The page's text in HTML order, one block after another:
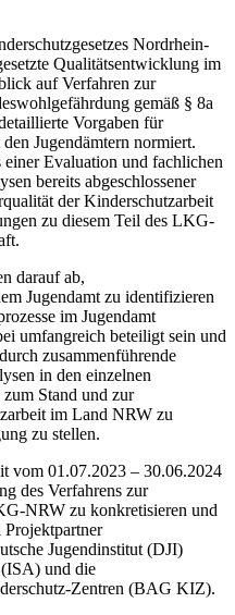
Nordrhein-
Qualitätsentwicklung im
auf Verfahren zur
gemäß § 8a
Vorgaben für
Jugendämtern normiert.
einer Evaluation und fachlichen
bereits abgeschlossener
der Kinderschutzarbeit
zu diesem Teil des LKG-
darauf ab,
Jugendamt zu identifizieren
im Jugendamt
umfangreich beteiligt sein und
zusammenführende
in den einzelnen
Stand und zur
im Land NRW zu
zu stellen.
vom 01.07.2023 – 30.06.2024
des Verfahrens zur
NRW zu konkretisieren und
Projektpartner
Jugendinstitut (DJI)
und die
Zentren (BAG KIZ).